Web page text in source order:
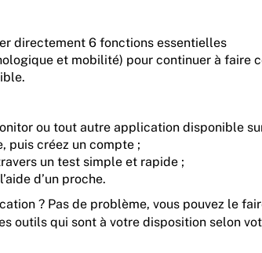
directement 6 fonctions essentielles
et mobilité) pour continuer à faire
ou tout autre application disponible
puis créez un compte ;
un test simple et rapide ;
d’un proche.
? Pas de problème, vous pouvez le
outils qui sont à votre disposition selon